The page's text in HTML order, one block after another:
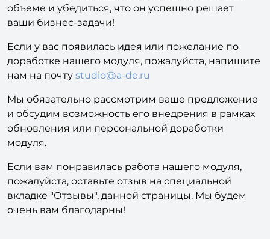
объеме и убедиться, что он успешно решает
ваши бизнес-задачи!
Если у вас появилась идея или пожелание по
доработке нашего модуля, пожалуйста, напишите
нам на почту studio@a-de.ru
Мы обязательно рассмотрим ваше предложение
и обсудим возможность его внедрения в рамках
обновления или персональной доработки
модуля.
Если вам понравилась работа нашего модуля,
пожалуйста, оставьте отзыв на специальной
вкладке "Отзывы", данной страницы. Мы будем
очень вам благодарны!